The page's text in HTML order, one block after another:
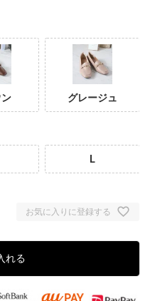
グレージュ
L
お気に入りに登録する
れる